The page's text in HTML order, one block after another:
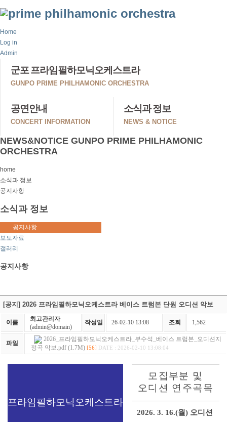
Home
Log in
Admin
군포 프라임필하모닉오케스트라
GUNPO PRIME PHILHAMONIC ORCHESTRA
공연안내
CONCERT INFORMATION
소식과 정보
NEWS & NOTICE
NEWS&NOTICE GUNPO PRIME PHILHAMONIC
ORCHESTRA
home
소식과 정보
공지사항
소식과 정보
공지사항
보도자료
갤러리
공지사항
[공지] 2026 프라임필하모닉오케스트라 베이스 트럼본 단원 오디션 악보
이름
최고관리자
(admin@domain)
작성일 26-02-10 13:08 조회 1,562
파일
2026_프라임필하모닉오케스트라_부수석_베이스 트럼본_오디션지
정곡 악보.pdf (1.7M) [56] DATE : 2026-02-10 13:08:04
프라임필하모닉오케스트라
모집부분 및
오디션 연주곡목
2026. 3. 16.(월) 오디션